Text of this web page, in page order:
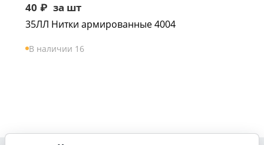
40 ₽ за шт
35ЛЛ Нитки армированные 4004
В наличии 16